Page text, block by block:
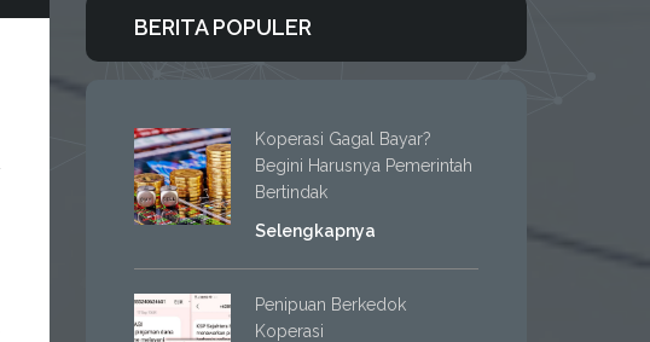
BERITA POPULER
Koperasi Gagal Bayar?
Begini Harusnya Pemerintah
Bertindak
Selengkapnya
Penipuan Berkedok
Koperasi